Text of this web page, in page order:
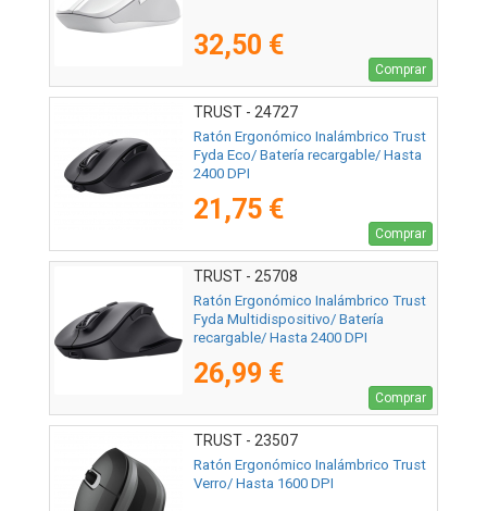
32,50 €
Comprar
TRUST - 24727
Ratón Ergonómico Inalámbrico Trust
Fyda Eco/ Batería recargable/ Hasta
2400 DPI
21,75 €
Comprar
TRUST - 25708
Ratón Ergonómico Inalámbrico Trust
Fyda Multidispositivo/ Batería
recargable/ Hasta 2400 DPI
26,99 €
Comprar
TRUST - 23507
Ratón Ergonómico Inalámbrico Trust
Verro/ Hasta 1600 DPI